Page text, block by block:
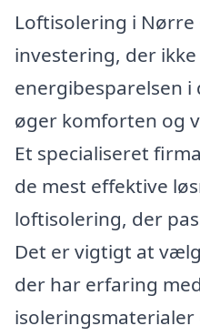
Loftisolering i
investering, der
energibesparelsen i
øger komforten og
Et specialiseret
de mest effektive
loftisolering, der
Det er vigtigt at
der har erfaring